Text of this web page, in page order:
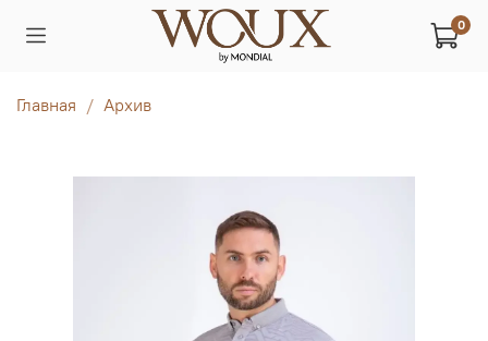
0
Главная Архив